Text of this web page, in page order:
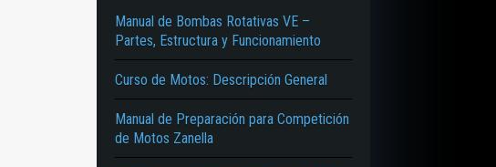
Manual de Bombas Rotativas VE –
Partes, Estructura y Funcionamiento
Curso de Motos: Descripción General
Manual de Preparación para Competición
de Motos Zanella